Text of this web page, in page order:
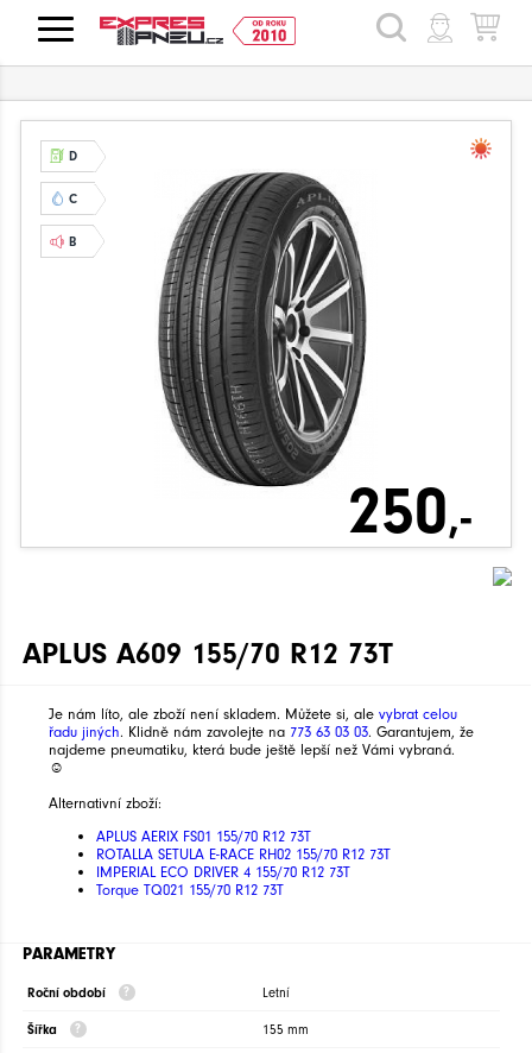
HLEDAT
D
C
B
250,-
APLUS A609 155/70 R12 73T
Je nám líto, ale zboží není skladem. Můžete si, ale vybrat celou
řadu jiných. Klidně nám zavolejte na 773 63 03 03. Garantujem, že
najdeme pneumatiku, která bude ještě lepší než Vámi vybraná.
☺
Alternativní zboží:
APLUS AERIX FS01 155/70 R12 73T
ROTALLA SETULA E-RACE RH02 155/70 R12 73T
IMPERIAL ECO DRIVER 4 155/70 R12 73T
Torque TQ021 155/70 R12 73T
PARAMETRY
Roční období Letní
Šířka 155 mm